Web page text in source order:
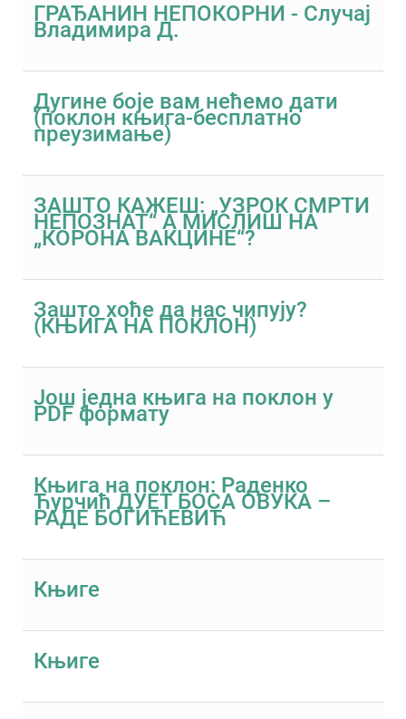
ГРАЂАНИН НЕПОКОРНИ - Случај
Владимира Д.
Дугине боје вам нећемо дати
(поклон књига-бесплатно
преузимање)
ЗАШТО КАЖЕШ: „УЗРОК СМРТИ
НЕПОЗНАТ“ А МИСЛИШ НА
„КОРОНА ВАКЦИНЕ“?
Зашто хоће да нас чипују?
(КЊИГА НА ПОКЛОН)
Још једна књига на поклон у
PDF формату
Књига на поклон: Раденко
Ћурчић ДУЕТ БОСА ОВУКА –
РАДЕ БОГИЋЕВИЋ
Књиге
Књиге